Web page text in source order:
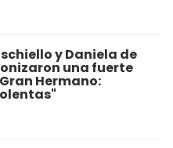
y Daniela de
una fuerte
Hermano: